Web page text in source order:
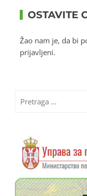
OSTAVITE
Žao nam je, da bi
prijavljeni.
za: